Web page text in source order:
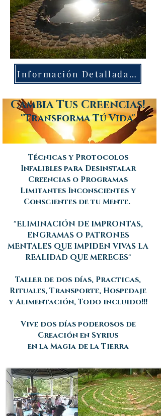
Información Detallada Diosas
Cambia Tus Creencias!
"Transforma Tú Vida"
Técnicas y Protocolos
Infalibles para Desinstalar
Creencias o Programas
Limitantes Inconscientes y
Conscientes de tu Mente.
"ELIMINACIÓN DE IMPRONTAS,
ENGRAMAS O PATRONES
MENTALES QUE IMPIDEN VIVAS LA
REALIDAD QUE MERECES"
Taller de dos días, Practicas,
Rituales, Transporte, Hospedaje
y Alimentación, Todo incluido!!!
Vive dos días poderosos de
Creación en Syrius
en la Magia de la Tierra